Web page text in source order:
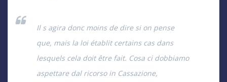
Il s agira donc moins de dire si on pense
que, mais la loi établit certains cas dans
lesquels cela doit être fait. Cosa ci dobbiamo
aspettare dal ricorso in Cassazione,